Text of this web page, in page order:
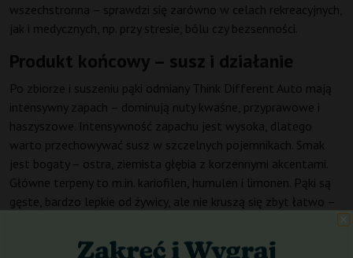
wszechstronna – sprawdzi się zarówno w celach rekreacyjnych,
jak i medycznych, np. przy stresie, bólu czy bezsenności.
Produkt końcowy – susz i działanie
Po zbiorze i suszeniu pąki odmiany Think Different Auto mają
intensywny zapach – dominują nuty kwaśne, przyprawowe i
haszyszowe. Intensywność zapachu jest wysoka, dlatego
warto przechowywać susz w szczelnych pojemnikach. Smak
jest bogaty – ostra, ziemista głębia z korzennymi akcentami.
Główne terpeny to m.in. kariofilen, humulen i limonen. Pąki są
gęste, bardzo lepkie od żywicy, ale nie kruszą się zbyt łatwo –
jest dobra, jeśli zapewnimy ciemne, chłodne miejsce.